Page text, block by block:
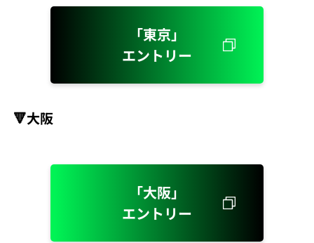
「東京」
エントリー
🔻大阪
「大阪」
エントリー